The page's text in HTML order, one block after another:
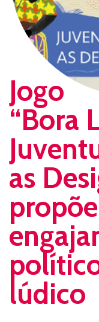
Jogo
“Bora
as
lúdico